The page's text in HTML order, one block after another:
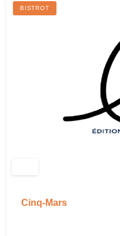
BISTROT
Cinq-Mars